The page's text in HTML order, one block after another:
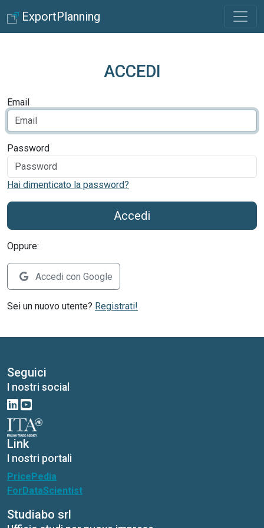
ExportPlanning
ACCEDI
Email
Password
Hai dimenticato la password?
Accedi
Oppure:
Accedi con Google
Sei un nuovo utente? Registrati!
Seguici
I nostri social
Link
I nostri portali
PricePedia
ForDataScientist
Studiabo srl